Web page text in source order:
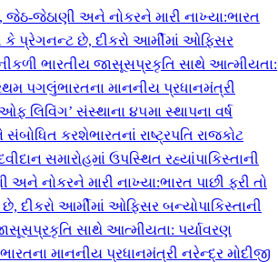
જેઠ-જેઠાણી અને નોકરને મારી નાખ્યા:ભારત
કે પ્રેગનન્ટ છે, દીકરો આર્મીમાં ઓફિસર
ભારતીય જાસૂસપ્રકૃતિ સાથે આત્મીયતા:
પગલુંભારતના માનનીય પ્રધાનમંત્રી
લિવિંગ’ સંસ્થાના ૪૫મા સ્થાપના વર્ષ
સંબોધિત કરશેભારતનાં રાષ્ટ્રપતિ રાજકોટ
સમારોહમાં ઉપસ્થિત રહ્યાંપાકિસ્તાની
નોકરને મારી નાખ્યા:ભારત પાછી ફરી તો
દીકરો આર્મીમાં ઓફિસર બન્યોપાકિસ્તાની
પ્રકૃતિ સાથે આત્મીયતા: પર્યાવરણ
ભારતના માનનીય પ્રધાનમંત્રી નરેન્દ્ર મોદીજી